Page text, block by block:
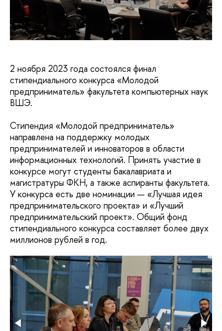
2 ноября 2023 года состоялся финал
стипендиального конкурса «Молодой
предприниматель» факультета компьютерных наук
ВШЭ.
Стипендия «Молодой предприниматель»
направлена на поддержку молодых
предпринимателей и инноваторов в области
информационных технологий. Принять участие в
конкурсе могут студенты бакалавриата и
магистратуры ФКН, а также аспиранты факультета.
У конкурса есть две номинации — «Лучшая идея
предпринимательского проекта» и «Лучший
предпринимательский проект». Общий фонд
стипендиального конкурса составляет более двух
миллионов рублей в год.